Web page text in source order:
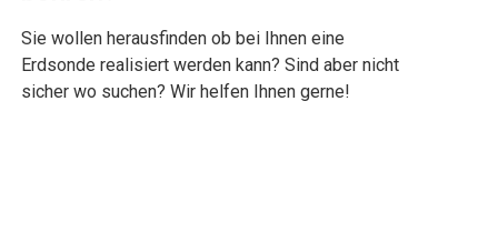
Sie wollen herausfinden ob bei Ihnen eine
Erdsonde realisiert werden kann? Sind aber nicht
sicher wo suchen? Wir helfen Ihnen gerne!